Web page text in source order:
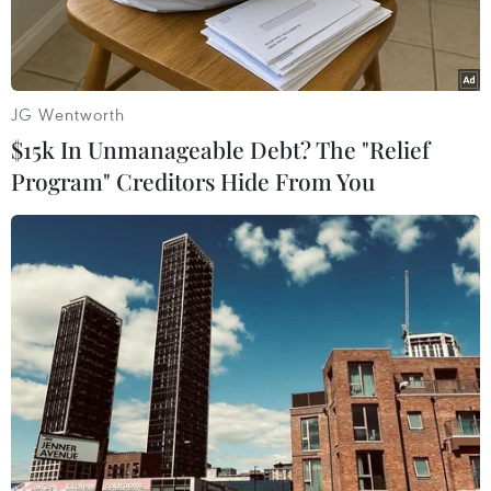
Hoàng thái tử UAE Mohammed bin Zayed al-Nahyan và Tổng
thống Ai Cập Abdel Fattah El-Sisi tại sân bay quốc tế Cairo, Ai
Cập. (Nguồn: thenational.ae)
Các Tiểu vương quốc Arab thống nhất (UAE) và
Ai Cập vừa công bố chương trình hợp tác đầu tư
trong các lĩnh vực kinh tế và xã hội với tổng số
vốn lên tới 20 tỷ USD.
JG Wentworth
$15k In Unmanageable Debt? The "Relief
Program" Creditors Hide From You